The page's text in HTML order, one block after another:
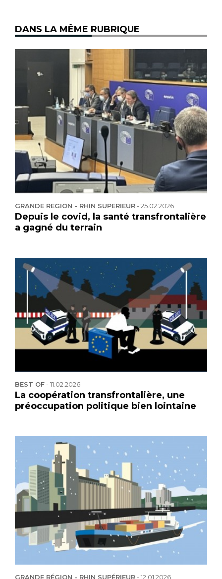
DANS LA MÊME RUBRIQUE
GRANDE REGION - RHIN SUPERIEUR-25.02.2026
Depuis le covid, la santé transfrontalière
a gagné du terrain
BEST OF-11.02.2026
La coopération transfrontalière, une
préoccupation politique bien lointaine
GRANDE RÉGION - RHIN SUPÉRIEUR-12.01.2026